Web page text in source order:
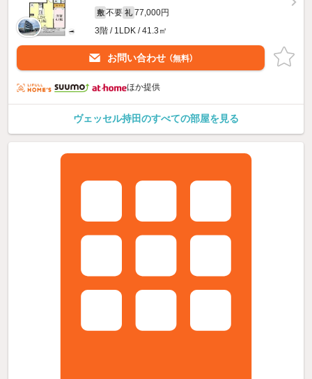
敷 不要 礼 77,000円
3階 / 1LDK / 41.3㎡
お問い合わせ （無料）
ほか提供
ヴェッセル持田のすべての部屋を見る